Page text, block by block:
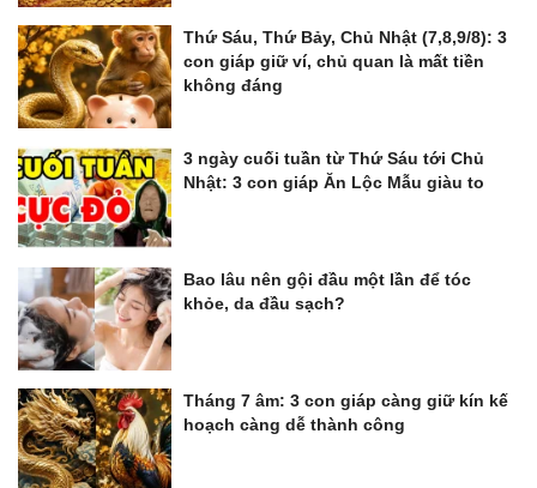
Thứ Sáu, Thứ Bảy, Chủ Nhật (7,8,9/8): 3
con giáp giữ ví, chủ quan là mất tiền
không đáng
3 ngày cuối tuần từ Thứ Sáu tới Chủ
Nhật: 3 con giáp Ăn Lộc Mẫu giàu to
Bao lâu nên gội đầu một lần để tóc
khỏe, da đầu sạch?
Tháng 7 âm: 3 con giáp càng giữ kín kế
hoạch càng dễ thành công